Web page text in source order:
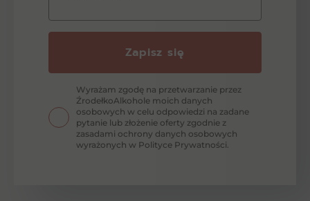
Zapisz się
Wyrażam zgodę na przetwarzanie przez
ŹrodełkoAlkohole moich danych
osobowych w celu odpowiedzi na zadane
pytanie lub złożenie oferty zgodnie z
zasadami ochrony danych osobowych
wyrażonych w Polityce Prywatności.